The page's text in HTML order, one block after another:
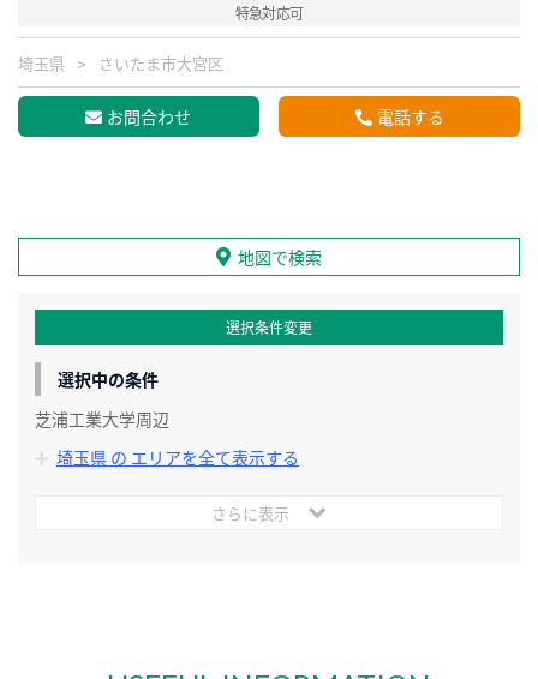
特急対応可
埼玉県 さいたま市大宮区
お問合わせ 電話する
地図で検索
選択条件変更
選択中の条件
芝浦工業大学周辺
埼玉県 の エリアを全て表示する
さらに表示